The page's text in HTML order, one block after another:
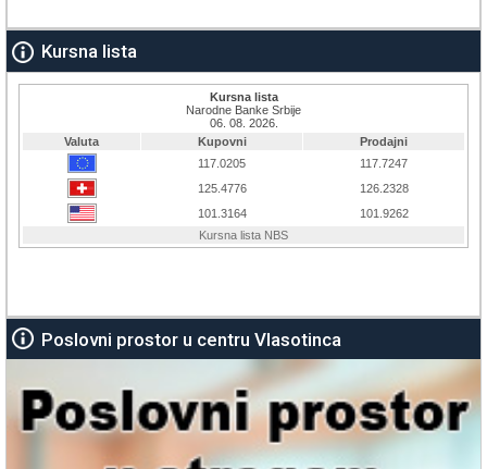
Kursna lista
Poslovni prostor u centru Vlasotinca